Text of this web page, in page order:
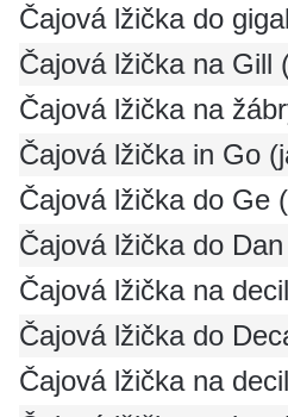
Čajová lžička do
Čajová lžička na Gill
Čajová lžička na
Čajová lžička in Go
Čajová lžička do Ge
Čajová lžička do
Čajová lžička na
Čajová lžička do
Čajová lžička na